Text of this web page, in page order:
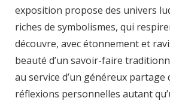
exposition propose des univers
riches de symbolismes, qui
découvre, avec étonnement et
beauté d’un savoir-faire
au service d’un généreux partage
réflexions personnelles autant